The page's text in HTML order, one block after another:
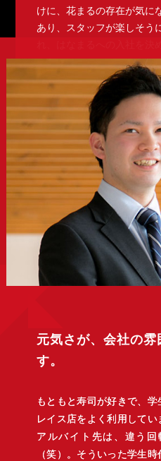
けに、花まるの存在が気に
あり、スタッフが楽しそう
元気さが、会社の
す。
もともと寿司が好きで、
レイス店をよく利用して
アルバイト先は、違う
（笑）。そういった学生